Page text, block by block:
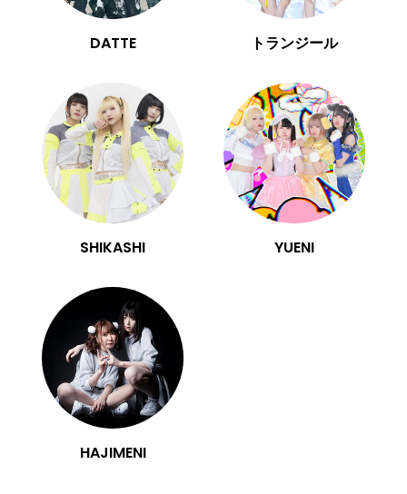
DATTE トランジール
SHIKASHI YUENI
HAJIMENI